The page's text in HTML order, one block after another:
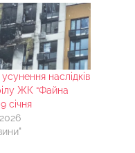
наслідків
ЖК “Файна
січня